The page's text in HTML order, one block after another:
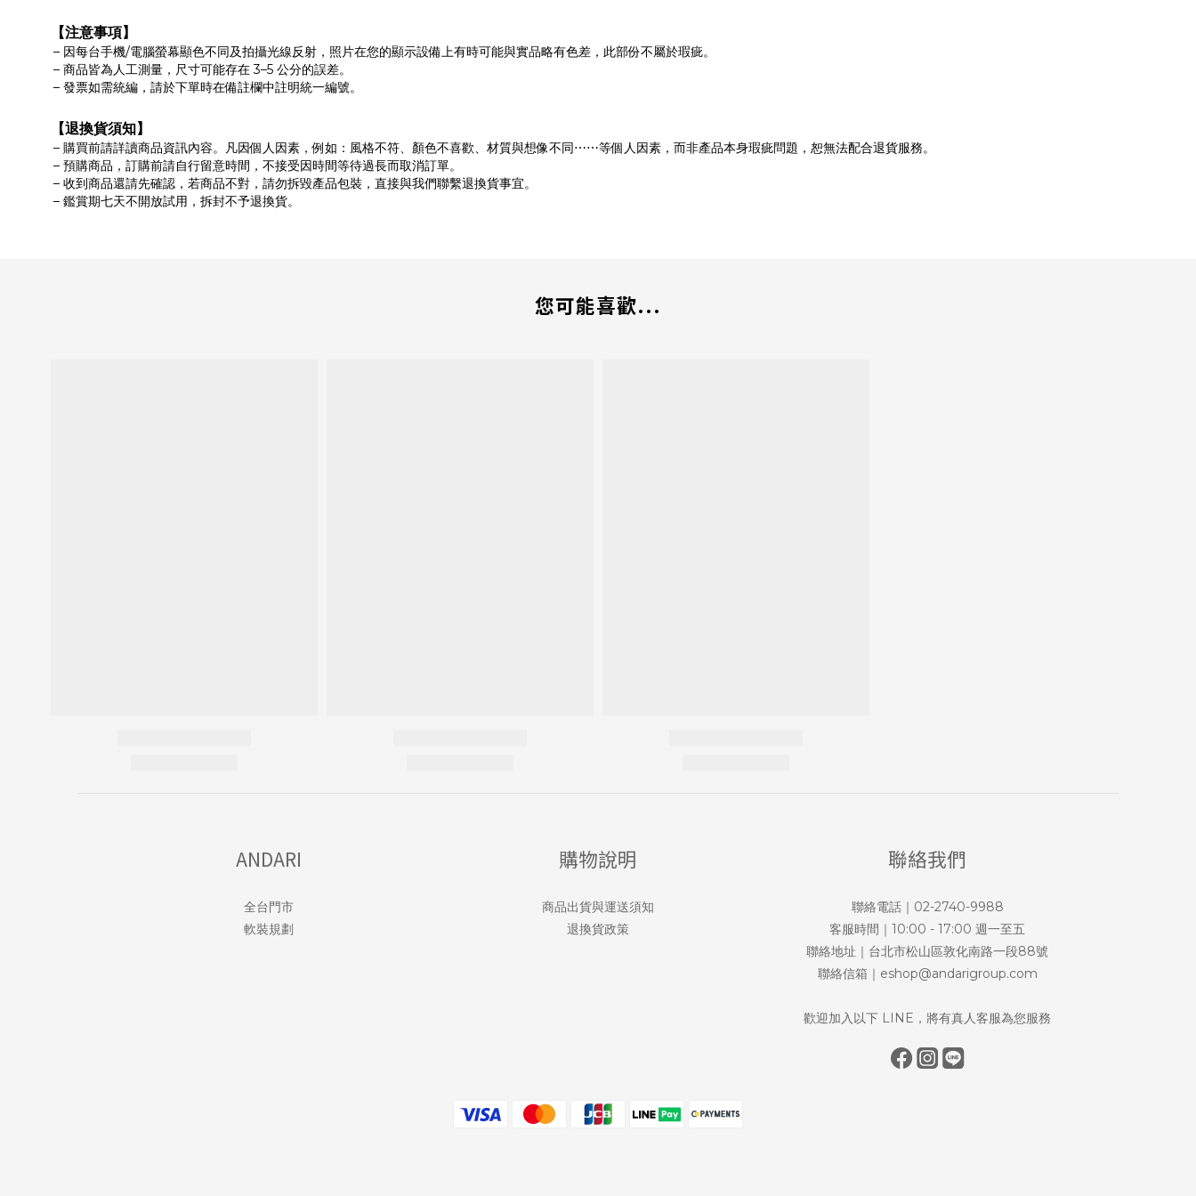
【注意事項】
因每台手機/電腦螢幕顯色不同及拍攝光線反射，照片在您的顯示設備上有時可能與實品略有色差，此部份不屬於瑕疵。
商品皆為人工測量，尺寸可能存在 3–5 公分的誤差。
發票如需統編，請於下單時在備註欄中註明統一編號。
【退換貨須知】
購買前請詳讀商品資訊內容。凡因個人因素，例如：風格不符、顏色不喜歡、材質與想像不同⋯⋯等個人因素，而非產品本身瑕疵問題，恕無法配合退貨服務。
預購商品，訂購前請自行留意時間，不接受因時間等待過長而取消訂單。
收到商品還請先確認，若商品不對，請勿拆毀產品包裝，直接與我們聯繫退換貨事宜。
鑑賞期七天不開放試用，拆封不予退換貨。
您可能喜歡...
ANDARI
全台門市
軟裝規劃
購物說明
商品出貨與運送須知
退換貨政策
聯絡我們
聯絡電話｜02-2740-9988
客服時間｜10:00 - 17:00 週一至五
聯絡地址｜台北市松山區敦化南路一段88號
聯絡信箱｜eshop@andarigroup.com
歡迎加入以下 LINE，將有真人客服為您服務